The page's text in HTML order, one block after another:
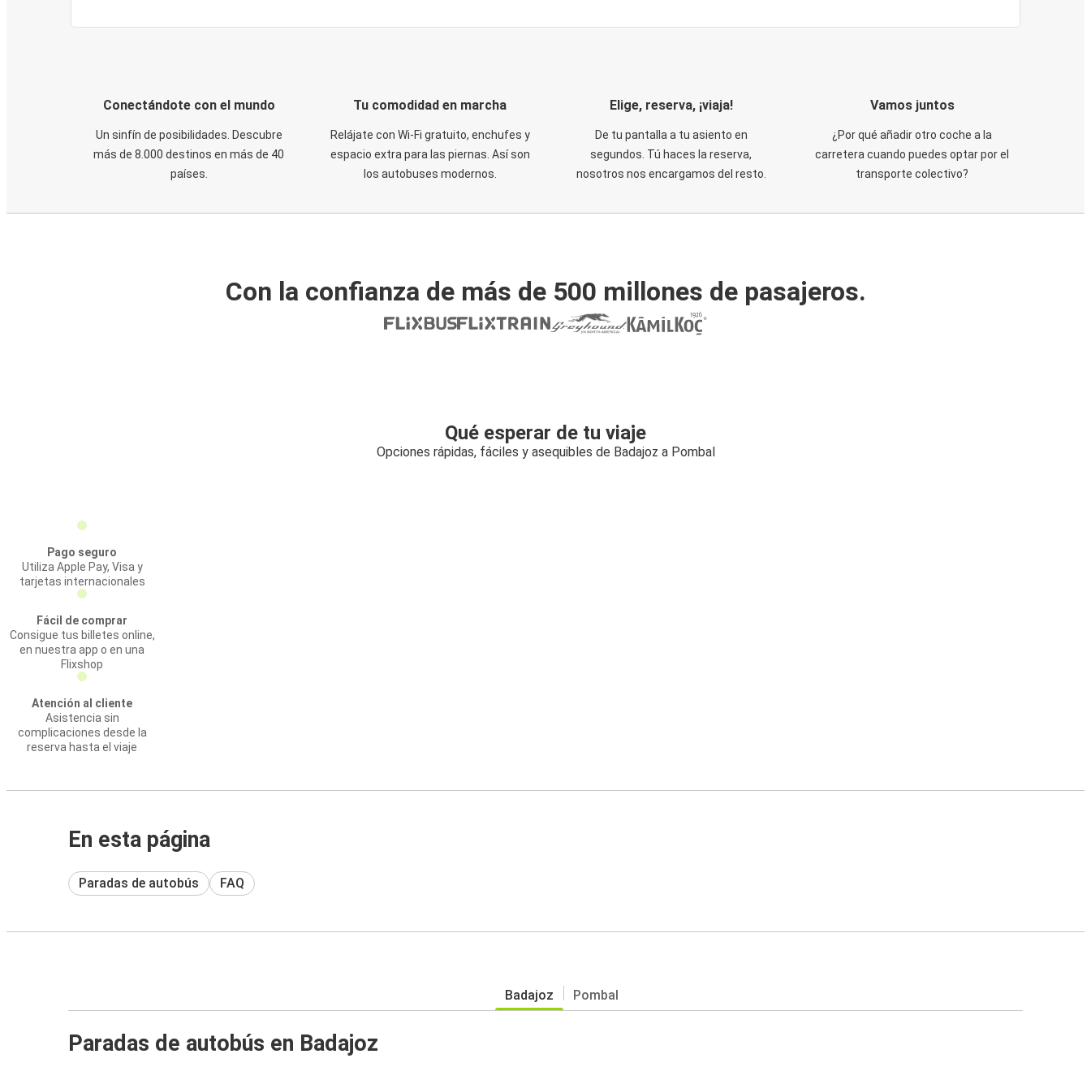
Conectándote con el mundo
Un sinfín de posibilidades. Descubre
más de 8.000 destinos en más de 40
países.
Tu comodidad en marcha
Relájate con Wi-Fi gratuito, enchufes y
espacio extra para las piernas. Así son
los autobuses modernos.
Elige, reserva, ¡viaja!
De tu pantalla a tu asiento en
segundos. Tú haces la reserva,
nosotros nos encargamos del resto.
Vamos juntos
¿Por qué añadir otro coche a la
carretera cuando puedes optar por el
transporte colectivo?
Con la confianza de más de 500 millones de pasajeros.
Qué esperar de tu viaje
Opciones rápidas, fáciles y asequibles de Badajoz a Pombal
Pago seguro
Utiliza Apple Pay, Visa y
tarjetas internacionales
Fácil de comprar
Consigue tus billetes online,
en nuestra app o en una
Flixshop
Atención al cliente
Asistencia sin
complicaciones desde la
reserva hasta el viaje
En esta página
Paradas de autobús FAQ
Badajoz Pombal
Paradas de autobús en Badajoz